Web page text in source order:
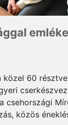
60
közös